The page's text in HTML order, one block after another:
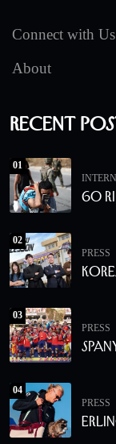
Connect with Us
About
Recent
01
60
02
PRESS
03
PRESS
04
PRESS